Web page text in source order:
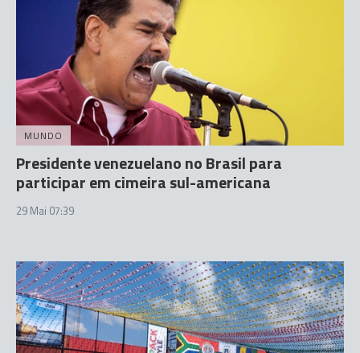
MUNDO
Presidente venezuelano no Brasil para
participar em cimeira sul-americana
29 Mai 07:39